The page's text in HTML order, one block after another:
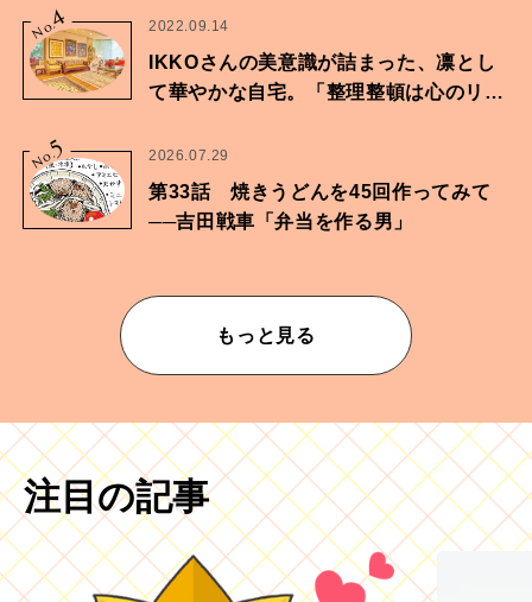
No.
4 2022.09.14
IKKOさんの美意識が詰まった、凛とし
て華やかな自宅。「整理整頓は心のリズ
No.
5 2026.07.29
第33話 焼きうどんを45回作ってみて
──吉田戦車「弁当を作る男」
もっと見る
注目の記事